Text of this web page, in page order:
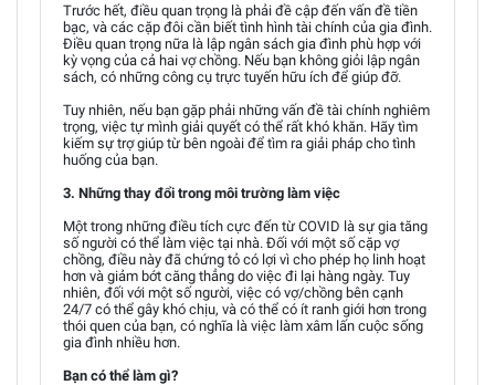
Trước hết, điều quan trọng là phải đề cập đến vấn đề tiền
bạc, và các cặp đôi cần biết tình hình tài chính của gia đình.
Điều quan trọng nữa là lập ngân sách gia đình phù hợp với
kỳ vọng của cả hai vợ chồng. Nếu bạn không giỏi lập ngân
sách, có những công cụ trực tuyến hữu ích để giúp đỡ.
Tuy nhiên, nếu bạn gặp phải những vấn đề tài chính nghiêm
trọng, việc tự mình giải quyết có thể rất khó khăn. Hãy tìm
kiếm sự trợ giúp từ bên ngoài để tìm ra giải pháp cho tình
huống của bạn.
3. Những thay đổi trong môi trường làm việc
Một trong những điều tích cực đến từ COVID là sự gia tăng
số người có thể làm việc tại nhà. Đối với một số cặp vợ
chồng, điều này đã chứng tỏ có lợi vì cho phép họ linh hoạt
hơn và giảm bớt căng thẳng do việc đi lại hàng ngày. Tuy
nhiên, đối với một số người, việc có vợ/chồng bên cạnh
24/7 có thể gây khó chịu, và có thể có ít ranh giới hơn trong
thói quen của bạn, có nghĩa là việc làm xâm lấn cuộc sống
gia đình nhiều hơn.
Bạn có thể làm gì?